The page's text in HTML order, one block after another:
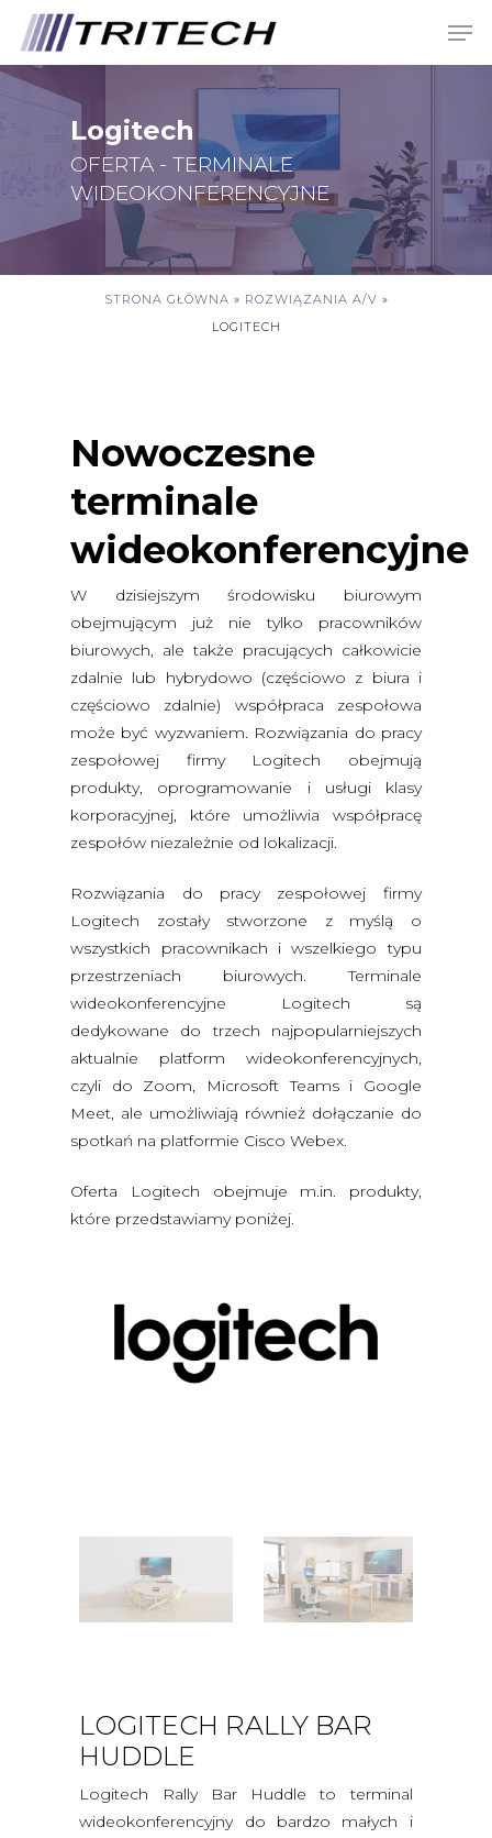
main
content
Logitech
OFERTA - TERMINALE
WIDEOKONFERENCYJNE
STRONA GŁÓWNA » ROZWIĄZANIA A/V »
LOGITECH
Nowoczesne
terminale
wideokonferencyjne
W dzisiejszym środowisku biurowym
obejmującym już nie tylko pracowników
biurowych, ale także pracujących całkowicie
zdalnie lub hybrydowo (częściowo z biura i
częściowo zdalnie) współpraca zespołowa
może być wyzwaniem. Rozwiązania do pracy
zespołowej firmy Logitech obejmują
produkty, oprogramowanie i usługi klasy
korporacyjnej, które umożliwia współpracę
zespołów niezależnie od lokalizacji.
Rozwiązania do pracy zespołowej firmy
Logitech zostały stworzone z myślą o
wszystkich pracownikach i wszelkiego typu
przestrzeniach biurowych. Terminale
wideokonferencyjne Logitech są
dedykowane do trzech najpopularniejszych
aktualnie platform wideokonferencyjnych,
czyli do Zoom, Microsoft Teams i Google
Meet, ale umożliwiają również dołączanie do
spotkań na platformie Cisco Webex.
Oferta Logitech obejmuje m.in. produkty,
które przedstawiamy poniżej.
LOGITECH RALLY BAR
HUDDLE
Logitech Rally Bar Huddle to terminal
wideokonferencyjny do bardzo małych i